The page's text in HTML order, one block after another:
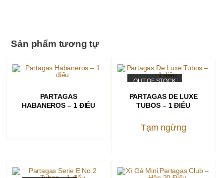
Sản phẩm tương tự
PARTAGAS
HABANEROS – 1 ĐIẾU
OUT OF STOCK
PARTAGAS DE LUXE
TUBOS – 1 ĐIẾU
Tạm ngừng